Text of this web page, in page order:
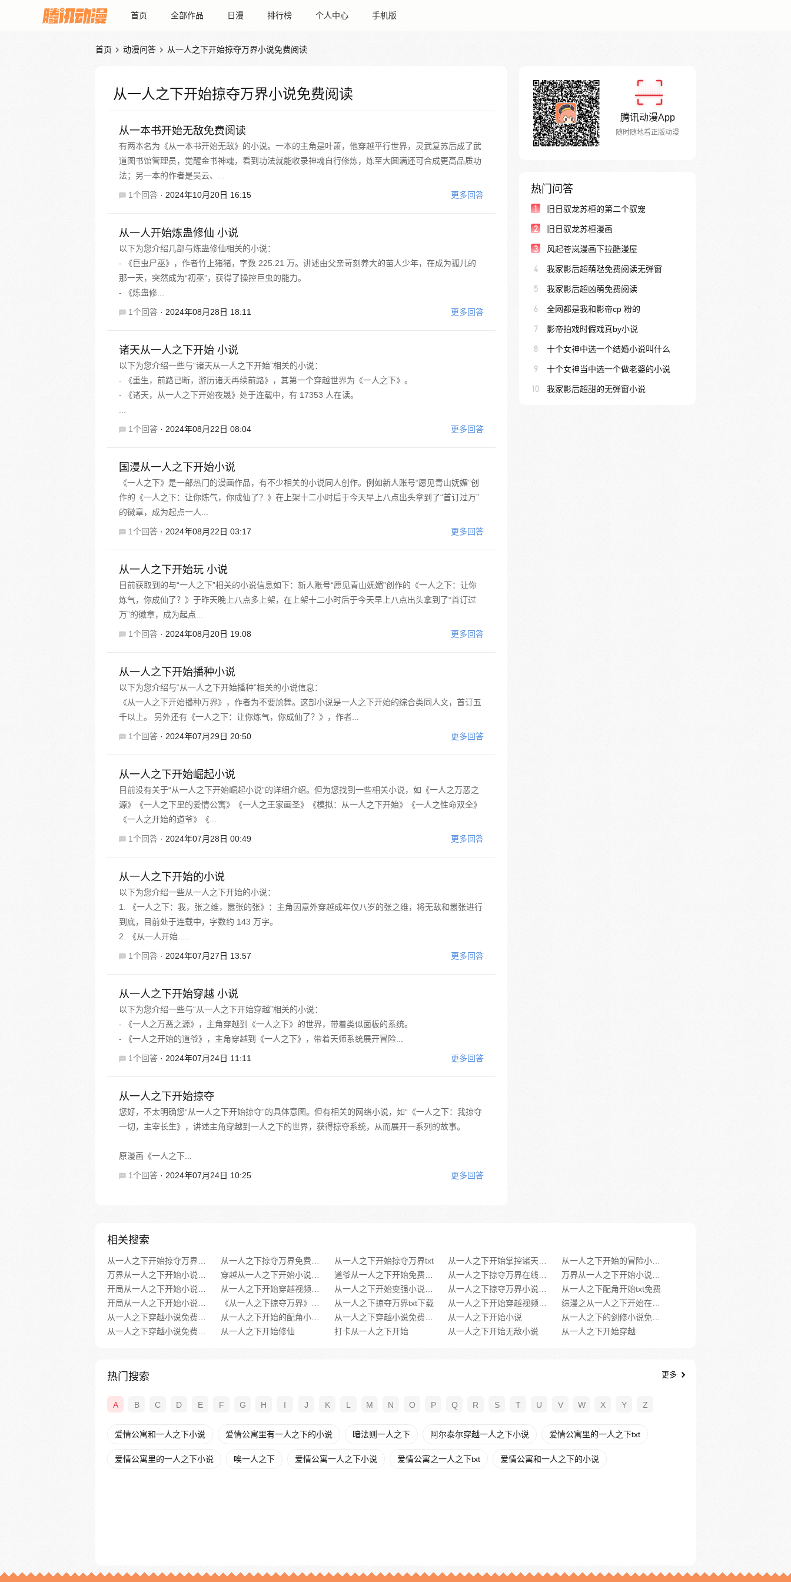
首页 全部作品 日漫 排行榜 个人中心 手机版
首页  动漫问答  从一人之下开始掠夺万界小说免费阅读
从一人之下开始掠夺万界小说免费阅读
从一本书开始无敌免费阅读
有两本名为《从一本书开始无敌》的小说。一本的主角是叶萧，他穿越平行世界，灵武复苏后成了武
道图书馆管理员，觉醒金书神魂，看到功法就能收录神魂自行修炼，炼至大圆满还可合成更高品质功
法；另一本的作者是吴云、...
1个回答 · 2024年10月20日 16:15 更多回答
从一人开始炼蛊修仙 小说
以下为您介绍几部与炼蛊修仙相关的小说：
- 《巨虫尸巫》，作者竹上猪猪，字数 225.21 万。讲述由父亲苛刻养大的苗人少年，在成为孤儿的
那一天，突然成为“初巫”，获得了操控巨虫的能力。
- 《炼蛊修...
1个回答 · 2024年08月28日 18:11 更多回答
诸天从一人之下开始 小说
以下为您介绍一些与“诸天从一人之下开始”相关的小说：
- 《重生，前路已断，游历诸天再续前路》，其第一个穿越世界为《一人之下》。
- 《诸天，从一人之下开始夜晟》处于连载中，有 17353 人在读。
1个回答 · 2024年08月22日 08:04 更多回答
国漫从一人之下开始小说
《一人之下》是一部热门的漫画作品，有不少相关的小说同人创作。例如新人账号“愿见青山妩媚”创
作的《一人之下：让你炼气，你成仙了？》在上架十二小时后于今天早上八点出头拿到了“首订过万”
的徽章，成为起点一人...
1个回答 · 2024年08月22日 03:17 更多回答
从一人之下开始玩 小说
目前获取到的与“一人之下”相关的小说信息如下：新人账号“愿见青山妩媚”创作的《一人之下：让你
炼气，你成仙了？》于昨天晚上八点多上架，在上架十二小时后于今天早上八点出头拿到了“首订过
万”的徽章，成为起点...
1个回答 · 2024年08月20日 19:08 更多回答
从一人之下开始播种小说
以下为您介绍与“从一人之下开始播种”相关的小说信息：
《从一人之下开始播种万界》，作者为不要尬舞。这部小说是一人之下开始的综合类同人文，首订五
千以上。 另外还有《一人之下：让你炼气，你成仙了？》，作者...
1个回答 · 2024年07月29日 20:50 更多回答
从一人之下开始崛起小说
目前没有关于“从一人之下开始崛起小说”的详细介绍。但为您找到一些相关小说，如《一人之万恶之
源》《一人之下里的爱情公寓》《一人之王家画圣》《模拟：从一人之下开始》《一人之性命双全》
《一人之开始的道爷》《...
1个回答 · 2024年07月28日 00:49 更多回答
从一人之下开始的小说
以下为您介绍一些从一人之下开始的小说：
1. 《一人之下：我，张之维，嚣张的张》：主角因意外穿越成年仅八岁的张之维，将无敌和嚣张进行
到底，目前处于连载中，字数约 143 万字。
2. 《从一人开始.....
1个回答 · 2024年07月27日 13:57 更多回答
从一人之下开始穿越 小说
以下为您介绍一些与“从一人之下开始穿越”相关的小说：
- 《一人之万恶之源》，主角穿越到《一人之下》的世界，带着类似面板的系统。
- 《一人之开始的道爷》，主角穿越到《一人之下》，带着天师系统展开冒险...
1个回答 · 2024年07月24日 11:11 更多回答
从一人之下开始掠夺
您好，不太明确您“从一人之下开始掠夺”的具体意图。但有相关的网络小说，如“《一人之下：我掠夺
一切，主宰长生》，讲述主角穿越到一人之下的世界，获得掠夺系统，从而展开一系列的故事。
原漫画《一人之下...
1个回答 · 2024年07月24日 10:25 更多回答
腾讯动漫App
随时随地看正版动漫
热门问答
1 旧日驭龙苏桓的第二个驭宠
2 旧日驭龙苏桓漫画
3 风起苍岚漫画下拉酷漫屋
4 我家影后超萌哒免费阅读无弹窗
5 我家影后超凶萌免费阅读
6 全网都是我和影帝cp 粉的
7 影帝拍戏时假戏真by小说
8 十个女神中选一个结婚小说叫什么
9 十个女神当中选一个做老婆的小说
10 我家影后超甜的无弹窗小说
相关搜索
从一人之下开始掠夺万界txt
从一人之下配角开始txt免费
从一人之下掠夺万界txt下载
从一人之下开始小说
从一人之下开始修仙 打卡从一人之下开始 从一人之下开始无敌小说 从一人之下开始穿越
热门搜索 更多
A B C D E F G H I J K L M N O P Q R S T U V W X Y Z
爱情公寓和一人之下小说 爱情公寓里有一人之下的小说 暗法则一人之下 阿尔泰尔穿越一人之下小说 爱情公寓里的一人之下txt
爱情公寓里的一人之下小说 唉一人之下 爱情公寓一人之下小说 爱情公寓之一人之下txt 爱情公寓和一人之下的小说